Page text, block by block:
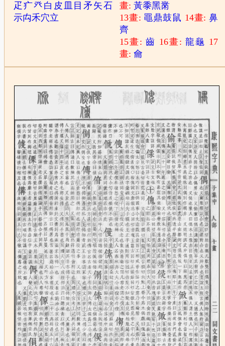
疋 疒癶 白 皮 目矛 矢石
示禸禾穴立
畫:黃黍黑黹
13畫: 黽鼎鼓鼠 14畫:鼻
齊
15畫:齒 16畫:龍龜 17
畫:龠